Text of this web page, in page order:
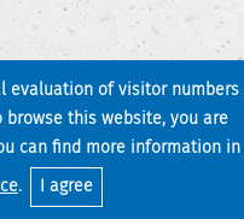
evaluation of visitor numbers
this website, you are
can find more information in
. I agree
Back to top